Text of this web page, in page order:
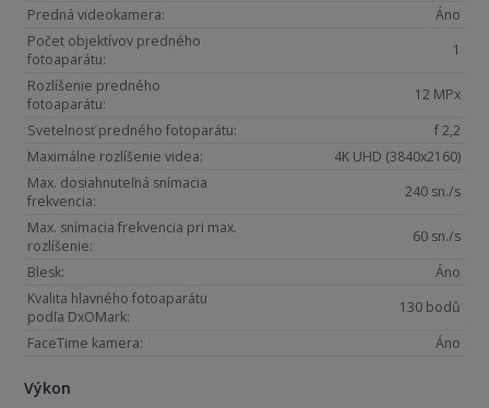
Predná videokamera:
Áno
Počet objektívov predného
fotoaparátu:
1
Rozlíšenie predného
fotoaparátu:
12 MPx
Svetelnosť predného fotoparátu:
f 2,2
Maximálne rozlíšenie videa:
4K UHD (3840x2160)
Max. dosiahnuteľná snímacia
frekvencia:
240 sn./s
Max. snímacia frekvencia pri max.
rozlíšenie:
60 sn./s
Blesk:
Áno
Kvalita hlavného fotoaparátu
podľa DxOMark:
130 bodů
FaceTime kamera:
Áno
Výkon